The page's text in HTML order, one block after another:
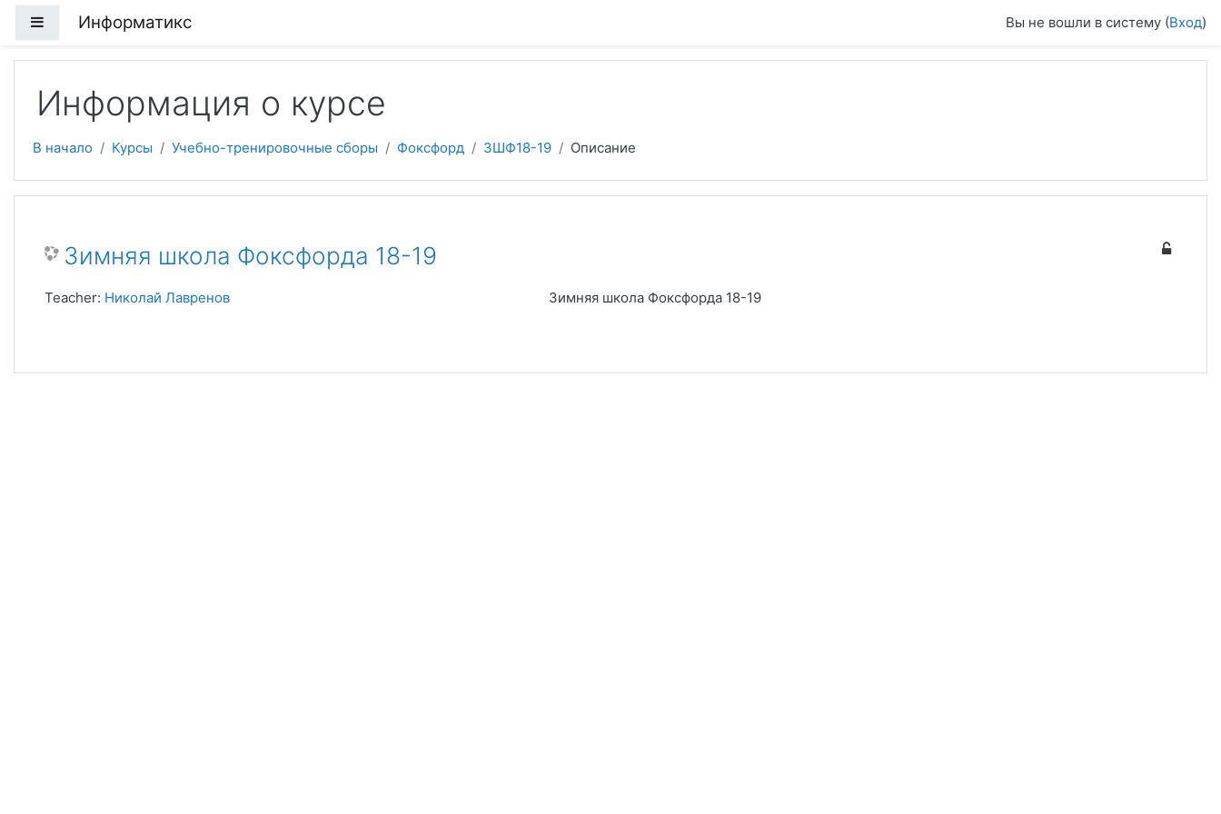
Боковая панель
Информатикс Вы не вошли в систему (Вход)
Информация о курсе
В начало Курсы Учебно-тренировочные сборы Фоксфорд ЗШФ18-19 Описание
Зимняя школа Фоксфорда 18-19
Зимняя школа Фоксфорда 18-19
Teacher: Николай Лавренов